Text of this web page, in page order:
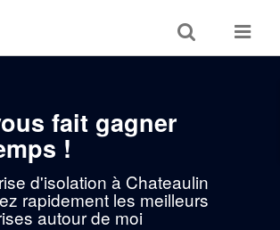
Toggle
search
Toggle
fait gagner
!
d'isolation à Chateaulin
rapidement les meilleurs
autour de moi